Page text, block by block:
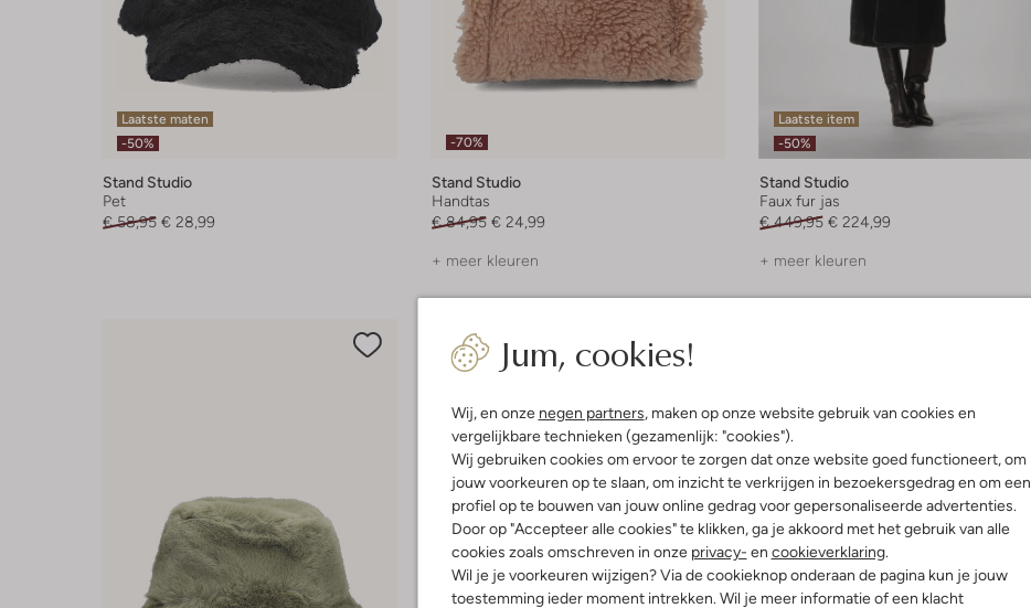
Jum, cookies!
Wij, en onze negen partners, maken op onze website gebruik van cookies en
vergelijkbare technieken (gezamenlijk: "cookies").
Wij gebruiken cookies om ervoor te zorgen dat onze website goed functioneert, om
jouw voorkeuren op te slaan, om inzicht te verkrijgen in bezoekersgedrag en om een
profiel op te bouwen van jouw online gedrag voor gepersonaliseerde advertenties.
Door op "Accepteer alle cookies" te klikken, ga je akkoord met het gebruik van alle
cookies zoals omschreven in onze privacy- en cookieverklaring.
Wil je je voorkeuren wijzigen? Via de cookieknop onderaan de pagina kun je jouw
toestemming ieder moment intrekken. Wil je meer informatie of een klacht
Laatste maten
-50%
Stand Studio
Pet
€ 58,95 € 28,99
-70%
Stand Studio
Handtas
€ 84,95 € 24,99
+ meer kleuren
Laatste item
-50%
Stand Studio
Faux fur jas
€ 449,95 € 224,99
+ meer kleuren